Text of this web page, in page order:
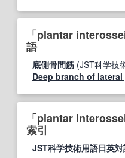
「plantar
語
底側骨間筋 (JST科学技
Deep branch of
「plantar
索引
JST科学技術用語日英